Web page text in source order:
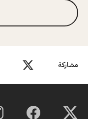
مشاركة